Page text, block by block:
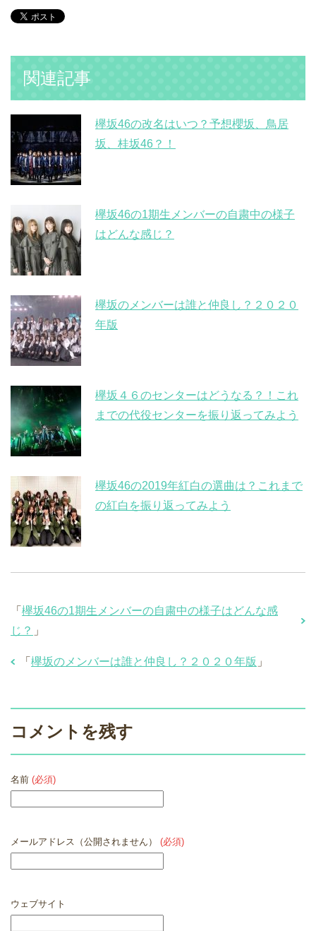
関連記事
欅坂46の改名はいつ？予想櫻坂、鳥居
坂、桂坂46？！
欅坂46の1期生メンバーの自粛中の様子
はどんな感じ？
欅坂のメンバーは誰と仲良し？２０２０
年版
欅坂４６のセンターはどうなる？！これ
までの代役センターを振り返ってみよう
欅坂46の2019年紅白の選曲は？これまで
の紅白を振り返ってみよう
「 欅坂46の1期生メンバーの自粛中の様子はどんな感
じ？ 」
「 欅坂のメンバーは誰と仲良し？２０２０年版 」
コメントを残す
名前 (必須)
メールアドレス（公開されません） (必須)
ウェブサイト